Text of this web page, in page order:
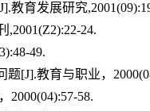
教育发展研究
,2001(Z2):22-24.
49.
[J].教育与职业，
2000(04):57-58.